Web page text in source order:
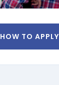
HOW TO APPLY